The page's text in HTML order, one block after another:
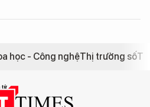
học - Công nghệThị trường số